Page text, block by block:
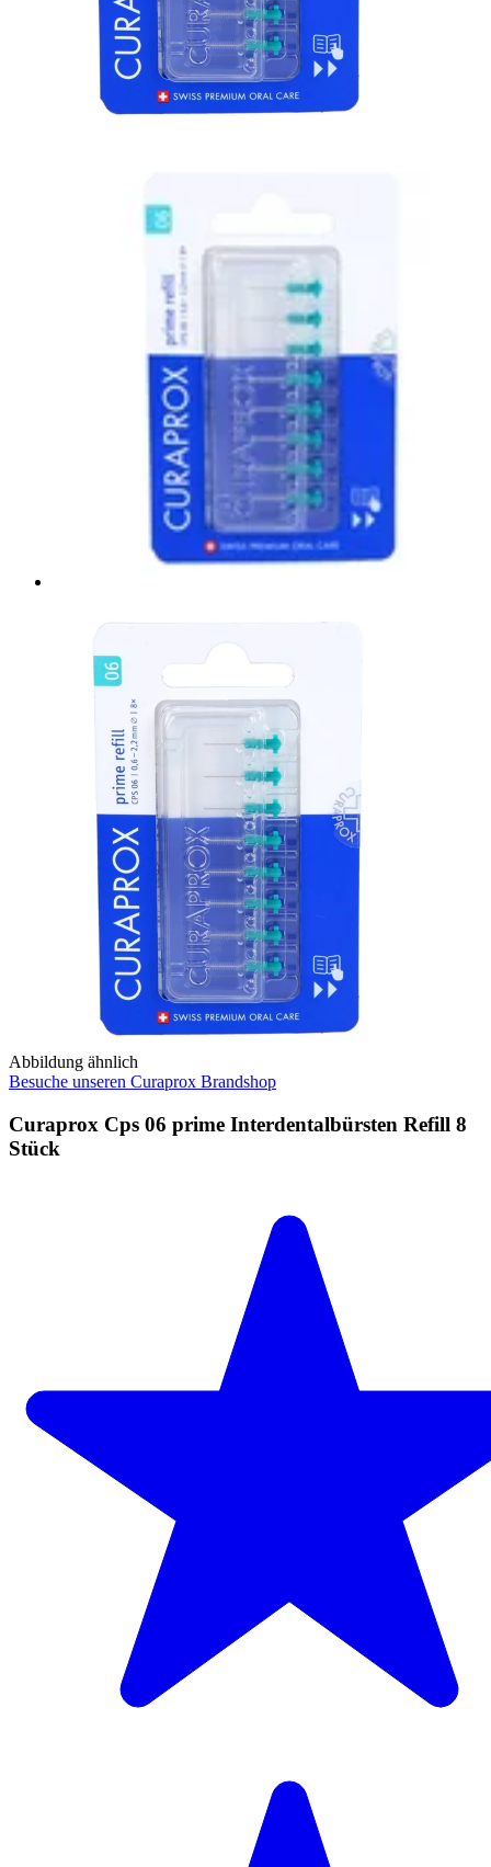
Abbildung ähnlich
Besuche unseren Curaprox Brandshop
Curaprox Cps 06 prime Interdentalbürsten Refill 8
Stück